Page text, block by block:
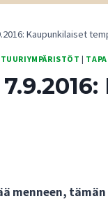
Kaupunkilaiset
|
menneen,